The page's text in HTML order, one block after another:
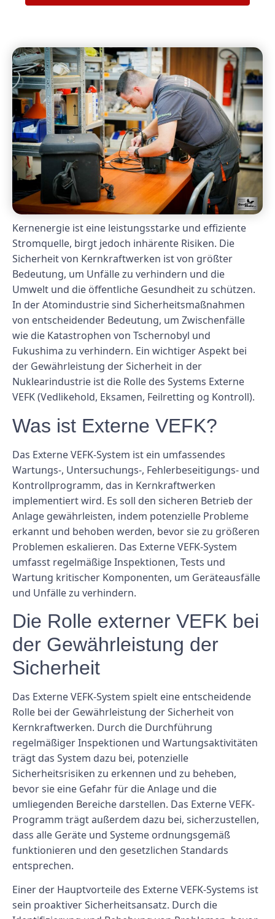
Kernenergie ist eine leistungsstarke und effiziente
Stromquelle, birgt jedoch inhärente Risiken. Die
Sicherheit von Kernkraftwerken ist von größter
Bedeutung, um Unfälle zu verhindern und die
Umwelt und die öffentliche Gesundheit zu schützen.
In der Atomindustrie sind Sicherheitsmaßnahmen
von entscheidender Bedeutung, um Zwischenfälle
wie die Katastrophen von Tschernobyl und
Fukushima zu verhindern. Ein wichtiger Aspekt bei
der Gewährleistung der Sicherheit in der
Nuklearindustrie ist die Rolle des Systems Externe
VEFK (Vedlikehold, Eksamen, Feilretting og Kontroll).
Was ist Externe VEFK?
Das Externe VEFK-System ist ein umfassendes
Wartungs-, Untersuchungs-, Fehlerbeseitigungs- und
Kontrollprogramm, das in Kernkraftwerken
implementiert wird. Es soll den sicheren Betrieb der
Anlage gewährleisten, indem potenzielle Probleme
erkannt und behoben werden, bevor sie zu größeren
Problemen eskalieren. Das Externe VEFK-System
umfasst regelmäßige Inspektionen, Tests und
Wartung kritischer Komponenten, um Geräteausfälle
und Unfälle zu verhindern.
Die Rolle externer VEFK bei
der Gewährleistung der
Sicherheit
Das Externe VEFK-System spielt eine entscheidende
Rolle bei der Gewährleistung der Sicherheit von
Kernkraftwerken. Durch die Durchführung
regelmäßiger Inspektionen und Wartungsaktivitäten
trägt das System dazu bei, potenzielle
Sicherheitsrisiken zu erkennen und zu beheben,
bevor sie eine Gefahr für die Anlage und die
umliegenden Bereiche darstellen. Das Externe VEFK-
Programm trägt außerdem dazu bei, sicherzustellen,
dass alle Geräte und Systeme ordnungsgemäß
funktionieren und den gesetzlichen Standards
entsprechen.
Einer der Hauptvorteile des Externe VEFK-Systems ist
sein proaktiver Sicherheitsansatz. Durch die